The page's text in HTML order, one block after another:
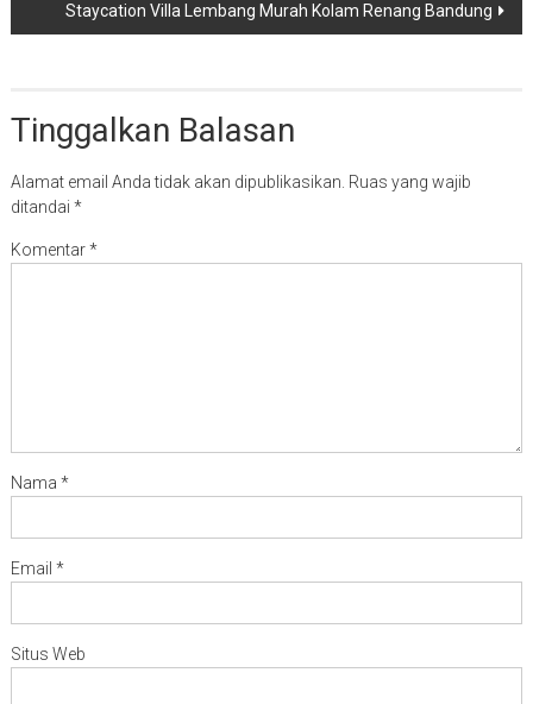
Staycation Villa Lembang Murah Kolam Renang Bandung
Tinggalkan Balasan
Alamat email Anda tidak akan dipublikasikan. Ruas yang wajib
ditandai *
Komentar*
Nama *
Email *
Situs Web